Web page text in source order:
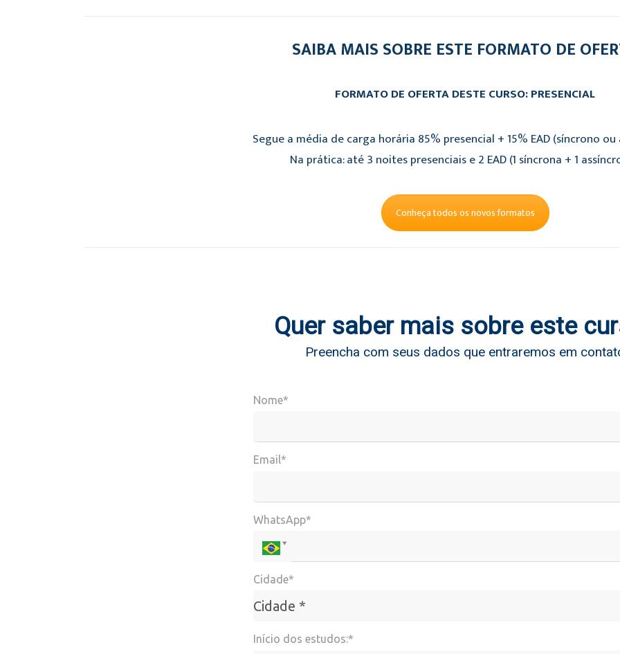
SAIBA MAIS SOBRE ESTE FORMATO DE
FORMATO DE OFERTA DESTE CURSO: PRESENCIAL
Segue a média de carga horária 85% presencial + 15% EAD (síncrono ou
Na prática: até 3 noites presenciais e 2 EAD (1 síncrona + 1
Conheça todos os novos formatos
Quer saber mais sobre este
Preencha com seus dados que entraremos em
Nome*
Email*
WhatsApp*
Cidade*
Cidade *
Cidade*
Início dos estudos:*